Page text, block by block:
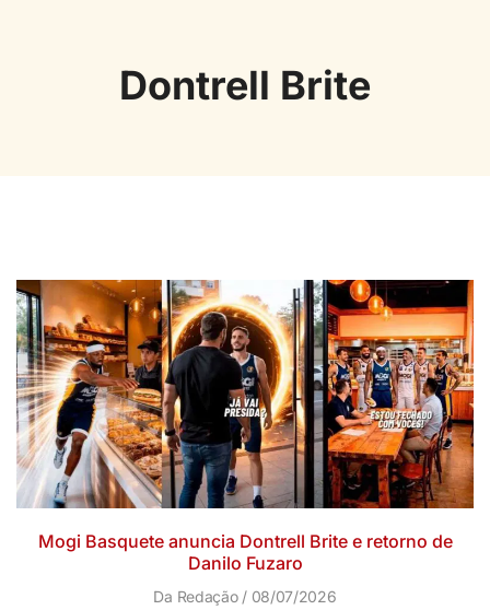
Dontrell Brite
Mogi Basquete anuncia Dontrell Brite e retorno de
Danilo Fuzaro
Da Redação 08/07/2026